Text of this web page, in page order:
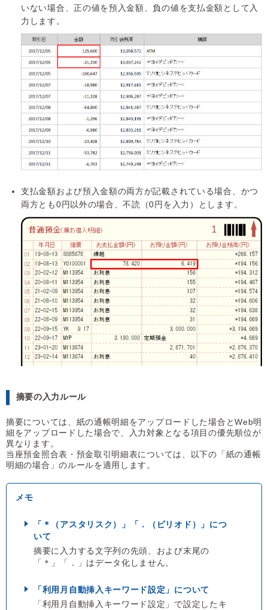
いない場合、正の値を預入金額、負の値を支払金額として入
力します。
支払金額および預入金額の両方が記載されている場合、かつ
両方とも0円以外の場合、不読（0円を入力）とします。
摘要の入力ルール
摘要については、紙の通帳明細をアップロードした場合とWeb明
細をアップロードした場合で、入力対象となる項目の優先順位が
異なります。
当座預金照合表・預金取引明細表については、以下の「紙の通帳
明細の場合」のルールを適用します。
「＊（アスタリスク）」「．（ピリオド）」につ
いて
摘要に入力する文字列の先頭、および末尾の
「＊」「．」はデータ化しません。
「利用月自動挿入キーワード設定」について
「利用月自動挿入キーワード設定」で設定したキ